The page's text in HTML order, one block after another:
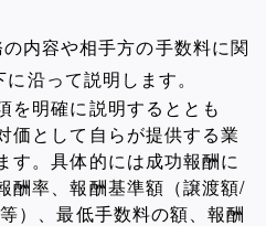
内容や相手方の手数料に関
沿って説明します。
を明確に説明するととも
価として自らが提供する業
す。具体的には成功報酬に
酬率、報酬基準額（譲渡額/
）、最低手数料の額、報酬